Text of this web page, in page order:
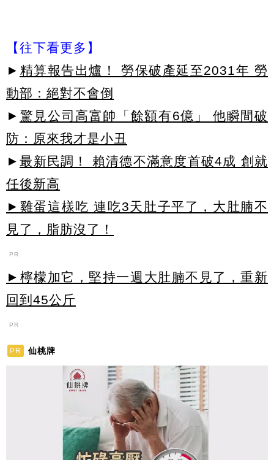
【往下看更多】
► 精算報告出爐！ 勞保破產延至2031年 勞
動部：絕對不會倒
► 驚見公司高富帥「餘額有6億」 他瞬間破
防：原來我才是小丑
► 最新民調！ 賴清德不滿意度首破4成 創就
任後新高
►雞蛋這樣吃 連吃3天肚子平了，大肚腩不
見了，脂肪沒了！
PR
►檸檬加它，堅持一週大肚腩不見了，重新
回到45公斤
PR
PR 仙桃牌